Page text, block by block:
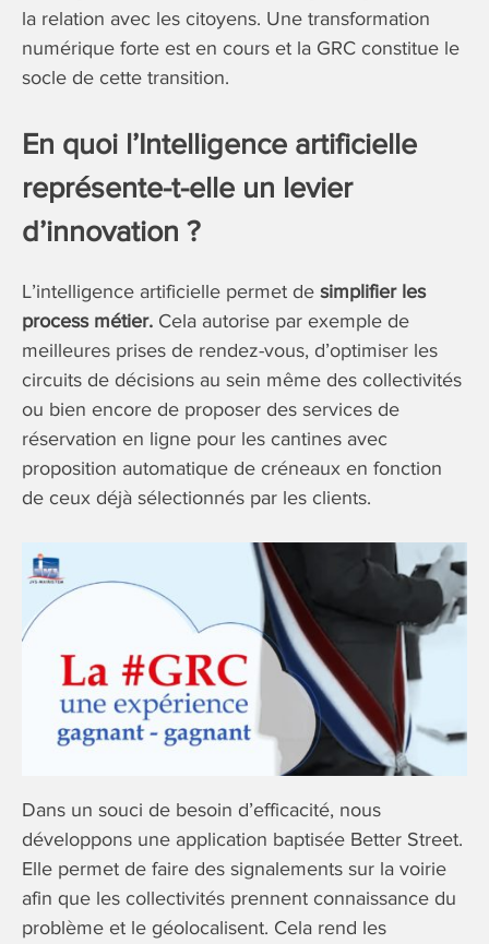
la relation avec les citoyens. Une transformation
numérique forte est en cours et la GRC constitue le
socle de cette transition.
En quoi l’Intelligence artificielle
représente-t-elle un levier
d’innovation ?
L’intelligence artificielle permet de simplifier les
process métier. Cela autorise par exemple de
meilleures prises de rendez-vous, d’optimiser les
circuits de décisions au sein même des collectivités
ou bien encore de proposer des services de
réservation en ligne pour les cantines avec
proposition automatique de créneaux en fonction
de ceux déjà sélectionnés par les clients.
Dans un souci de besoin d’efficacité, nous
développons une application baptisée Better Street.
Elle permet de faire des signalements sur la voirie
afin que les collectivités prennent connaissance du
problème et le géolocalisent. Cela rend les